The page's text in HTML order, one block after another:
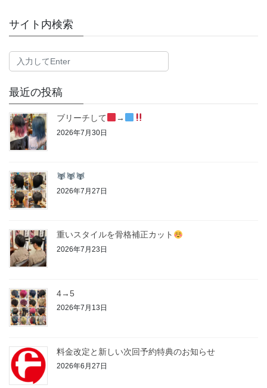
サイト内検索
最近の投稿
ブリーチして →
2026年7月30日
2026年7月27日
重いスタイルを骨格補正カット
2026年7月23日
4→5
2026年7月13日
料金改定と新しい次回予約特典のお知らせ
2026年6月27日